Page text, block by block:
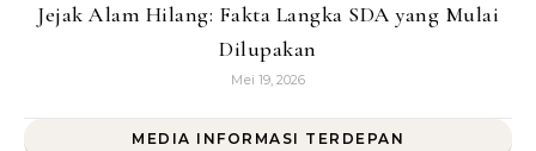
Jejak Alam Hilang: Fakta Langka SDA yang Mulai
Dilupakan
Mei 19, 2026
MEDIA INFORMASI TERDEPAN